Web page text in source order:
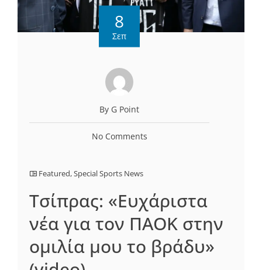
8
Σεπ
By G Point
No Comments
Featured,Special Sports News
Τσίπρας: «Ευχάριστα
νέα για τον ΠΑΟΚ στην
ομιλία μου το βράδυ»